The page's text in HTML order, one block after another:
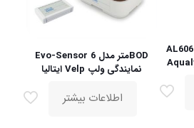
BODمتر شش خانه مدل AL606
BODمتر مدل Evo-Sensor 6
نمایندگی ولپ Velp ایتالیا
اطلاعات بیشتر